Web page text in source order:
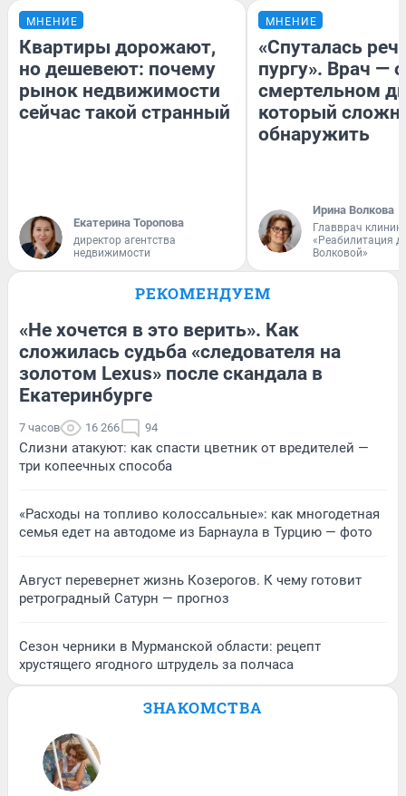
МНЕНИЕ
Квартиры дорожают,
но дешевеют: почему
рынок недвижимости
сейчас такой странный
Екатерина Торопова
директор агентства
недвижимости
МНЕНИЕ
«Спуталась
пургу». Врач — о
смертельном
который
обнаружить
Ирина Волкова
Главврач
«Реабилитация
Волковой»
РЕКОМЕНДУЕМ
«Не хочется в это верить». Как
сложилась судьба «следователя на
золотом Lexus» после скандала в
Екатеринбурге
7 часов 16 266 94
Слизни атакуют: как спасти цветник от вредителей —
три копеечных способа
«Расходы на топливо колоссальные»: как многодетная
семья едет на автодоме из Барнаула в Турцию — фото
Август перевернет жизнь Козерогов. К чему готовит
ретроградный Сатурн — прогноз
Сезон черники в Мурманской области: рецепт
хрустящего ягодного штрудель за полчаса
ЗНАКОМСТВА